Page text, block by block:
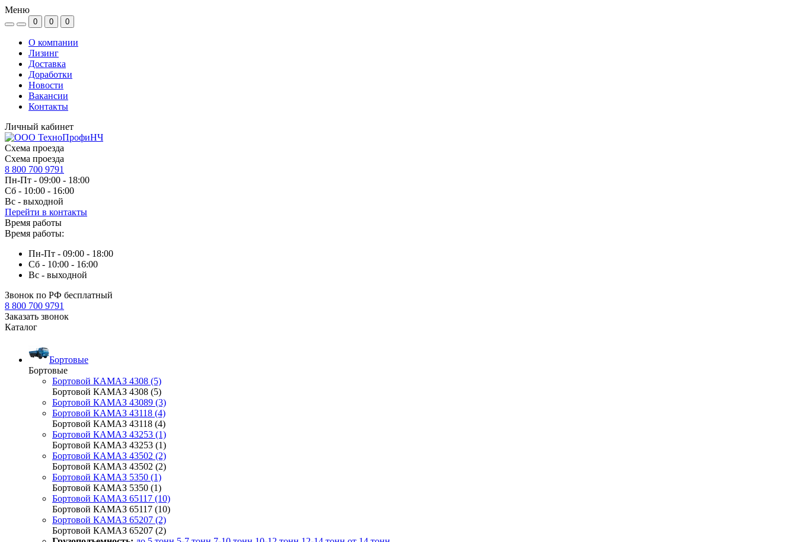
Меню
0 0 0
О компании
Лизинг
Доставка
Доработки
Новости
Вакансии
Контакты
Личный кабинет
Схема проезда
Схема проезда
8 800 700 9791
Пн-Пт - 09:00 - 18:00
Сб - 10:00 - 16:00
Вс - выходной
Перейти в контакты
Время работы
Время работы:
Пн-Пт - 09:00 - 18:00
Сб - 10:00 - 16:00
Вс - выходной
Звонок по РФ бесплатный
8 800 700 9791
Заказать звонок
Каталог
Бортовые
Бортовые
Бортовой КАМАЗ 4308 (5)
Бортовой КАМАЗ 4308 (5)
Бортовой КАМАЗ 43089 (3)
Бортовой КАМАЗ 43118 (4)
Бортовой КАМАЗ 43118 (4)
Бортовой КАМАЗ 43253 (1)
Бортовой КАМАЗ 43253 (1)
Бортовой КАМАЗ 43502 (2)
Бортовой КАМАЗ 43502 (2)
Бортовой КАМАЗ 5350 (1)
Бортовой КАМАЗ 5350 (1)
Бортовой КАМАЗ 65117 (10)
Бортовой КАМАЗ 65117 (10)
Бортовой КАМАЗ 65207 (2)
Бортовой КАМАЗ 65207 (2)